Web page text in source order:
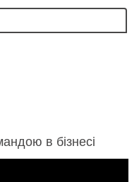
в бізнесі